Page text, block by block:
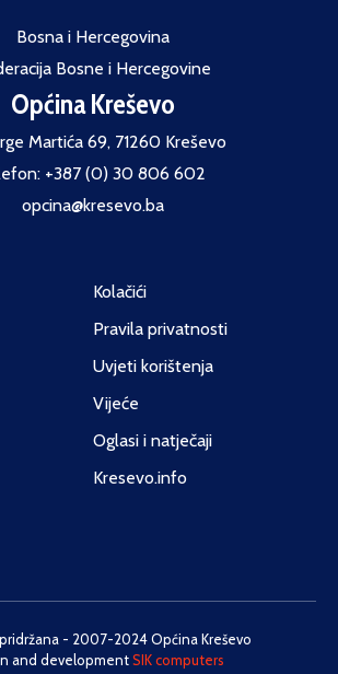
Bosna i Hercegovina
Bosne i Hercegovine
Općina Kreševo
Martića 69, 71260 Kreševo
+387 (0) 30 806 602
opcina@kresevo.ba
Kolačići
Pravila privatnosti
Uvjeti korištenja
Vijeće
Oglasi i natječaji
Kresevo.info
- 2007-2024 Općina Kreševo
and developmentSIK computers